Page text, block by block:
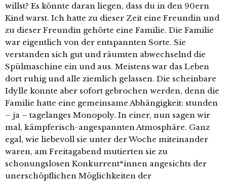
willst? Es könnte daran liegen, dass du in den 90ern
Kind warst. Ich hatte zu dieser Zeit eine Freundin und
zu dieser Freundin gehörte eine Familie. Die Familie
war eigentlich von der entspannten Sorte. Sie
verstanden sich gut und räumten abwechselnd die
Spülmaschine ein und aus. Meistens war das Leben
dort ruhig und alle ziemlich gelassen. Die scheinbare
Idylle konnte aber sofort gebrochen werden, denn die
Familie hatte eine gemeinsame Abhängigkeit: stunden
– ja – tagelanges Monopoly. In einer, nun sagen wir
mal, kämpferisch-angespannten Atmosphäre. Ganz
egal, wie liebevoll sie unter der Woche miteinander
waren, am Freitagabend mutierten sie zu
schonungslosen Konkurrent*innen angesichts der
unerschöpflichen Möglichkeiten der